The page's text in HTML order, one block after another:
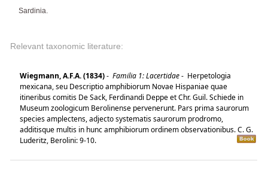
Sardinia.
Relevant taxonomic literature:
Wiegmann, A.F.A. (1834)- Familia 1: Lacertidae- Herpetologia
mexicana, seu Descriptio amphibiorum Novae Hispaniae quae
itineribus comitis De Sack, Ferdinandi Deppe et Chr. Guil. Schiede in
Museum zoologicum Berolinense pervenerunt. Pars prima saurorum
species amplectens, adjecto systematis saurorum prodromo,
additisque multis in hunc amphibiorum ordinem observationibus. C. G.
Luderitz, Berolini: 9-10.